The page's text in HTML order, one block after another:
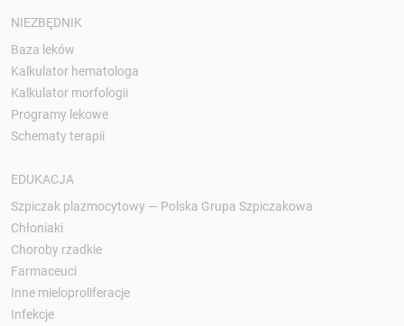
NIEZBĘDNIK
Baza leków
Kalkulator hematologa
Kalkulator morfologii
Programy lekowe
Schematy terapii
EDUKACJA
Szpiczak plazmocytowy — Polska Grupa Szpiczakowa
Chłoniaki
Choroby rzadkie
Farmaceuci
Inne mieloproliferacje
Infekcje